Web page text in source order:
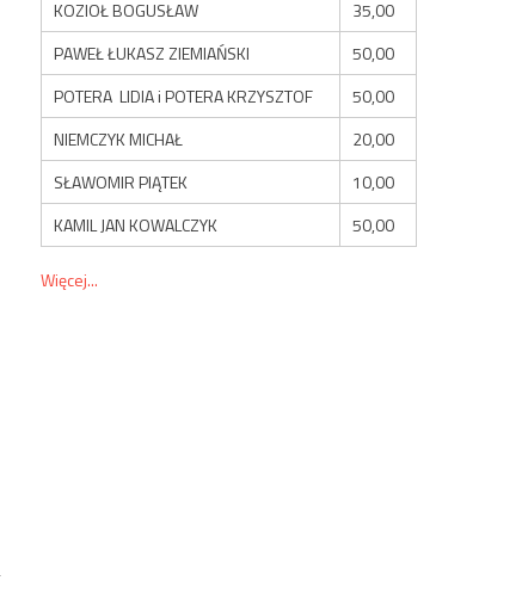
KOZIOŁ BOGUSŁAW
35,00
PAWEŁ ŁUKASZ ZIEMIAŃSKI
50,00
POTERA LIDIA i POTERA KRZYSZTOF
50,00
NIEMCZYK MICHAŁ
20,00
SŁAWOMIR PIĄTEK
10,00
KAMIL JAN KOWALCZYK
50,00
Więcej...